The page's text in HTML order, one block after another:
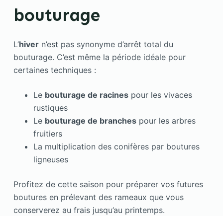
bouturage
L’hivern’est pas synonyme d’arrêt total du
bouturage. C’est même la période idéale pour
certaines techniques :
Le bouturage de racinespour les vivaces
rustiques
Le bouturage de branchespour les arbres
fruitiers
La multiplication des conifères par boutures
ligneuses
Profitez de cette saison pour préparer vos futures
boutures en prélevant des rameaux que vous
conserverez au frais jusqu’au printemps.